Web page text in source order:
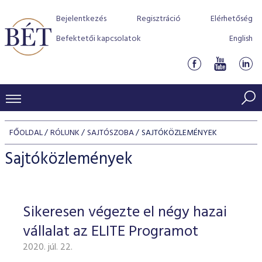
Bejelentkezés Regisztráció
Elérhetőség
Befektetői kapcsolatok
English
KERESKEDÉSI ADATOK
INDEXEK
Jelzáloglevél indexek
Vállalati kötvény indexek
Azonnali Piac
Részvények
Származékos piac
BEFEKTETŐK
Részvény szekció
Hitelpapír szekció
BÉT szabályzatok
Befektetővédelem
Alkalmazott díjstruktúra
Elszámolás
Részvény és vállalati kötvény tőzsdei bevezetését
program
BÉT Xtend - Részvénypiac egyszerűen
TŐZSDETAGOK
Tőzsdetagok, üzletkötők
VENDOROK
FŐOLDAL RÓLUNK SAJTÓSZOBA SAJTÓKÖZLEMÉNYEK
Sajtóközlemények
Sikeresen végezte el négy hazai
vállalat az ELITE Programot
2020. júl. 22.